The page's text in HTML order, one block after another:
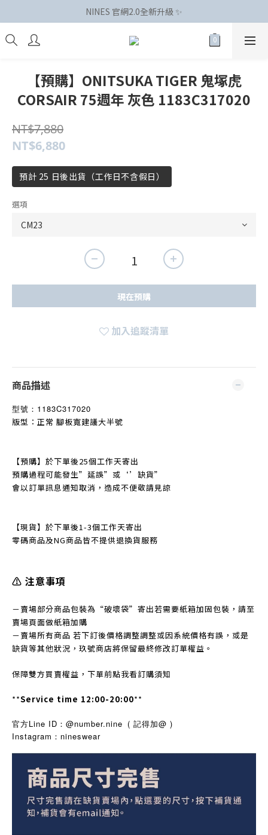
NINES 官網2.0全新升級 ✨
【預購】ONITSUKA TIGER 鬼塚虎
CORSAIR 75週年 灰色 1183C317020
NT$7,880
NT$6,880
預計 25 日後出貨（工作日不含假日）
選項
現在預購
加入追蹤清單
商品描述
型號： 1183C317020
版型：正常 腳板寬建議大半號
【預購】於下單後25個工作天寄出
預購過程可能發生” 延誤” 或‘’缺貨”
會以訂單訊息通知取消，造成不便敬請見諒
【現貨】於下單後1-3個工作天寄出
零碼商品及NG商品皆不提供退換貨服務
⚠️ 注意事項
－賣場部分商品包裝為“破壞袋”寄出若需要紙箱加固包裝，請至
賣場頁面做紙箱加購
－賣場所有商品 若下訂後價格調整調整或因系統價格有誤，或是
缺貨等其他狀況，玖號商店將保留最終修改訂單權益。
保障雙方買賣權益，下單前點我看訂購須知
**Service time 12:00-20:00**
官方Line ID：@number.nine ( 記得加@ )
Instagram ： nineswear